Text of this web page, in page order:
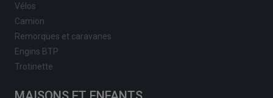
Vélos
Camion
Remorques et caravanes
Engins BTP
Trotinette